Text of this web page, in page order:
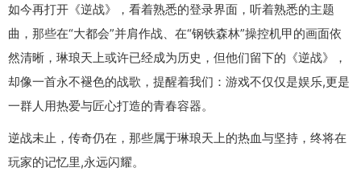
如今再打开《逆战》，看着熟悉的登录界面，听着熟悉的主题
曲，那些在“大都会”并肩作战、在“钢铁森林”操控机甲的画面依
然清晰，琳琅天上或许已经成为历史，但他们留下的《逆战》，
却像一首永不褪色的战歌，提醒着我们：游戏不仅仅是娱乐,更是
一群人用热爱与匠心打造的青春容器。
逆战未止，传奇仍在，那些属于琳琅天上的热血与坚持，终将在
玩家的记忆里,永远闪耀。